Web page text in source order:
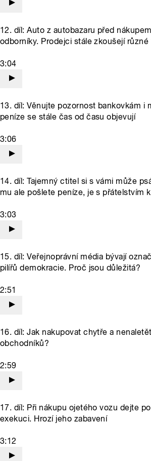
12. díl: Auto z autobazaru před
odborníky. Prodejci stále zkoušejí různé
3:04
13. díl: Věnujte pozornost bankovkám i
peníze se stále čas od času objevují
3:06
14. díl: Tajemný ctitel si s vámi může
mu ale pošlete peníze, je s přátelstvím
3:03
15. díl: Veřejnoprávní média bývají
pilířů demokracie. Proč jsou důležitá?
2:51
16. díl: Jak nakupovat chytře a
obchodníků?
2:59
17. díl: Při nákupu ojetého vozu dejte
exekuci. Hrozí jeho zabavení
3:12